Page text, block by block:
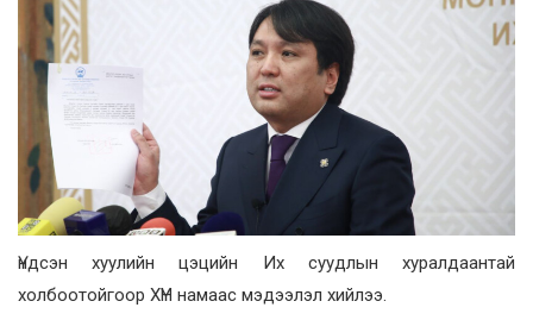
Үндсэн хуулийн цэцийн Их суудлын хуралдаантай
холбоотойгоор ХҮН намаас мэдээлэл хийлээ.